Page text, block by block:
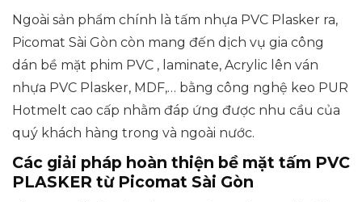
Ngoài sản phẩm chính là tấm nhựa PVC Plasker ra,
Picomat Sài Gòn còn mang đến dịch vụ gia công
dán bề mặt phim PVC , laminate, Acrylic lên ván
nhựa PVC Plasker, MDF,… bằng công nghệ keo PUR
Hotmelt cao cấp nhằm đáp ứng được nhu cầu của
quý khách hàng trong và ngoài nước.
Các giải pháp hoàn thiện bề mặt tấm PVC
PLASKER từ Picomat Sài Gòn